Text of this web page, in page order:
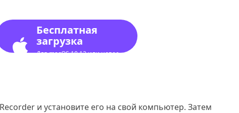
Бесплатная
загрузка
Для macOS 10.12 или новее
и установите его на свой компьютер. Затем